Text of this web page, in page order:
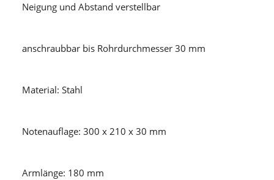
Neigung und Abstand verstellbar
anschraubbar bis Rohrdurchmesser 30 mm
Material: Stahl
Notenauflage: 300 x 210 x 30 mm
Armlänge: 180 mm